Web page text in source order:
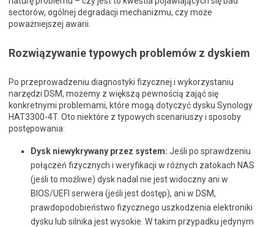
sectorów, ogólnej degradacji mechanizmu, czy może
poważniejszej awarii.
Rozwiązywanie typowych problemów z dyskiem
Po przeprowadzeniu diagnostyki fizycznej i wykorzystaniu
narzędzi DSM, możemy z większą pewnością zająć się
konkretnymi problemami, które mogą dotyczyć dysku Synology
HAT3300-4T. Oto niektóre z typowych scenariuszy i sposoby
postępowania:
Dysk niewykrywany przez system: Jeśli po sprawdzeniu
połączeń fizycznych i weryfikacji w różnych zatokach NAS
(jeśli to możliwe) dysk nadal nie jest widoczny ani w
BIOS/UEFI serwera (jeśli jest dostęp), ani w DSM,
prawdopodobieństwo fizycznego uszkodzenia elektroniki
dysku lub silnika jest wysokie. W takim przypadku jedynym